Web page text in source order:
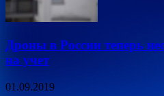
Дроны в России теперь
на учет
01.09.2019